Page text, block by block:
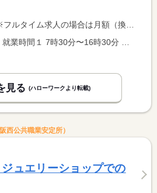
は月額（換算額）、パート求人の場合は時間額を表示しています。
見る (ハローワークより転載)
西公共職業安定所）
ュエリーショップでの